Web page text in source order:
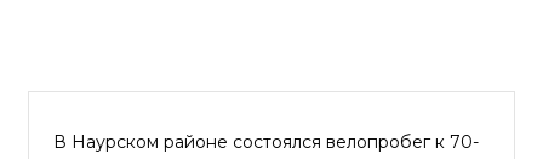
В Наурском районе состоялся велопробег к 70-